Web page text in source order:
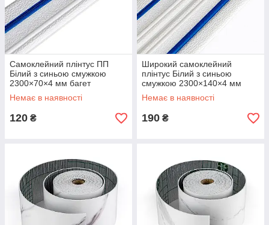
Самоклейний плінтус ПП
Білий з синьою смужкою
2300×70×4 мм багет
стельовий настінний м’який
SW-00001831
Немає в наявності
120 ₴
Широкий самоклейний
плінтус Білий з синьою
смужкою 2300×140×4 мм
декор для стелі стін ПП
гнучкий SW-00001811
Немає в наявності
190 ₴